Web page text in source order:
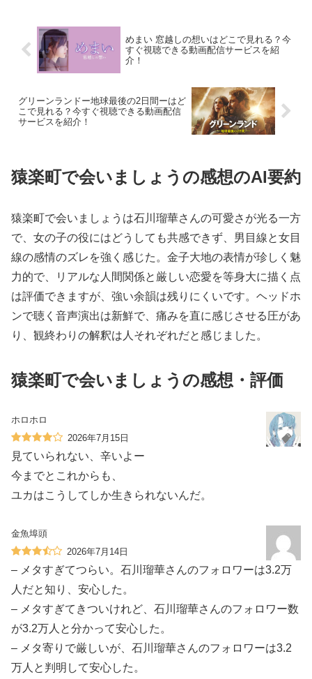
めまい 窓越しの想いはどこで見れる？今
すぐ視聴できる動画配信サービスを紹
介！
グリーンランドー地球最後の2日間ーはど
こで見れる？今すぐ視聴できる動画配信
サービスを紹介！
猿楽町で会いましょうの感想のAI要約
猿楽町で会いましょうは石川瑠華さんの可愛さが光る一方
で、女の子の役にはどうしても共感できず、男目線と女目
線の感情のズレを強く感じた。金子大地の表情が珍しく魅
力的で、リアルな人間関係と厳しい恋愛を等身大に描く点
は評価できますが、強い余韻は残りにくいです。ヘッドホ
ンで聴く音声演出は新鮮で、痛みを直に感じさせる圧があ
り、観終わりの解釈は人それぞれだと感じました。
猿楽町で会いましょうの感想・評価
ホロホロ
2026年7月15日
見ていられない、辛いよー
今までとこれからも、
ユカはこうしてしか生きられないんだ。
金魚埠頭
2026年7月14日
– メタすぎてつらい。石川瑠華さんのフォロワーは3.2万
人だと知り、安心した。
– メタすぎてきついけれど、石川瑠華さんのフォロワー数
が3.2万人と分かって安心した。
– メタ寄りで厳しいが、石川瑠華さんのフォロワーは3.2
万人と判明して安心した。